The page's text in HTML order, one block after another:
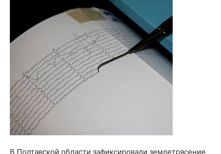
В Полтавской области зафиксировали землетрясение